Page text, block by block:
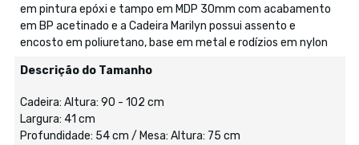
em pintura epóxi e tampo em MDP 30mm com acabamento
em BP acetinado e a Cadeira Marilyn possui assento e
encosto em poliuretano, base em metal e rodízios em nylon
Descrição do Tamanho
Cadeira: Altura: 90 - 102 cm
Largura: 41 cm
Profundidade: 54 cm / Mesa: Altura: 75 cm